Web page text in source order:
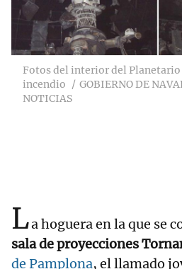
Fotos del interior del Planetario
incendio
GOBIERNO DE
NOTICIAS
La hoguera en la que se
sala de proyecciones
de Pamplona, el llamado